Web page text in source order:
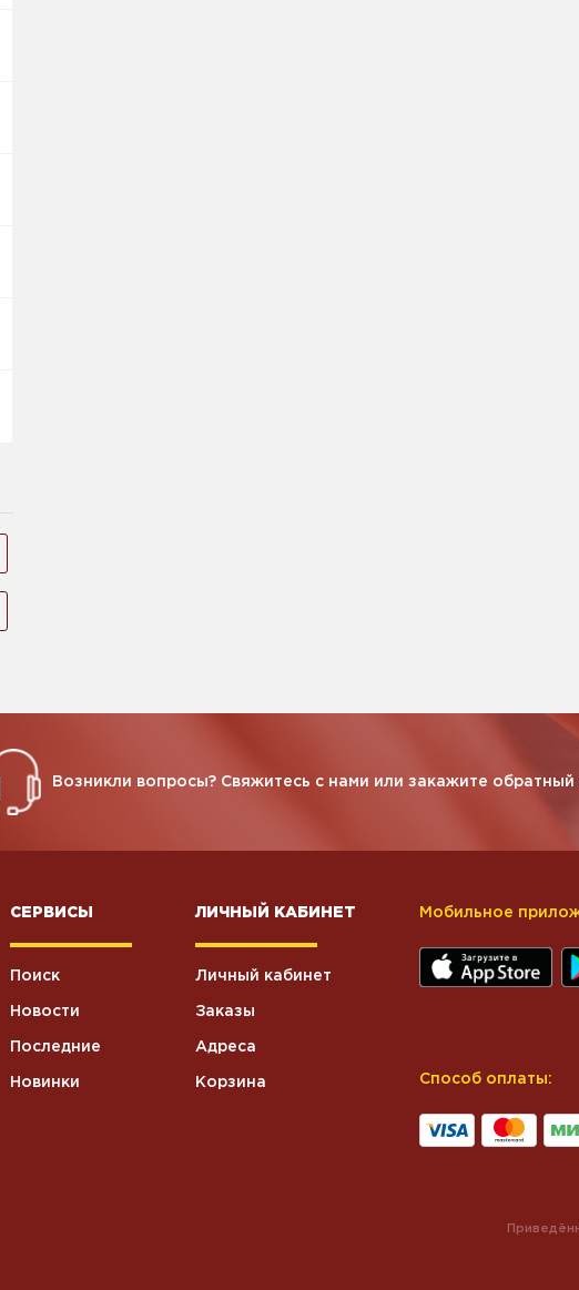
Возникли вопросы? Свяжитесь с нами или закажите обратный
СЕРВИСЫ
Поиск
Новости
Последние
Новинки
ЛИЧНЫЙ КАБИНЕТ
Личный кабинет
Заказы
Адреса
Корзина
Мобильное
Способ оплаты: